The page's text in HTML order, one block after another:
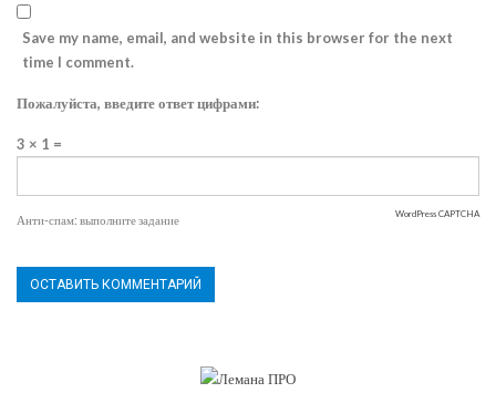
Save my name, email, and website in this browser for the next
time I comment.
Пожалуйста, введите ответ цифрами:
3 × 1 =
Анти-спам: выполните задание WordPress CAPTCHA